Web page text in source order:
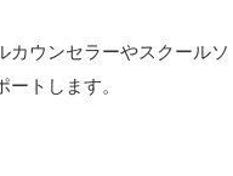
カウンセラーやスクールソ
トします。